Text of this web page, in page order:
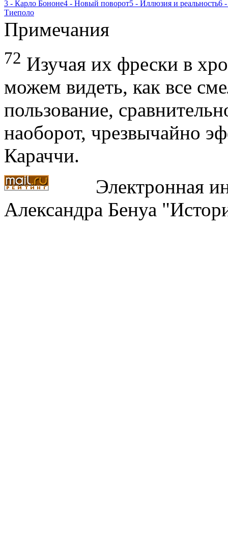
3 - Карло Бононе4 - Новый поворот5 - Иллюзия и реальность6
Тиеполо
Примечания
72 Изучая их фрески в
можем видеть, как все
пользование,
наоборот, чрезвычайно
Караччи.
Электронная
Александра Бенуа